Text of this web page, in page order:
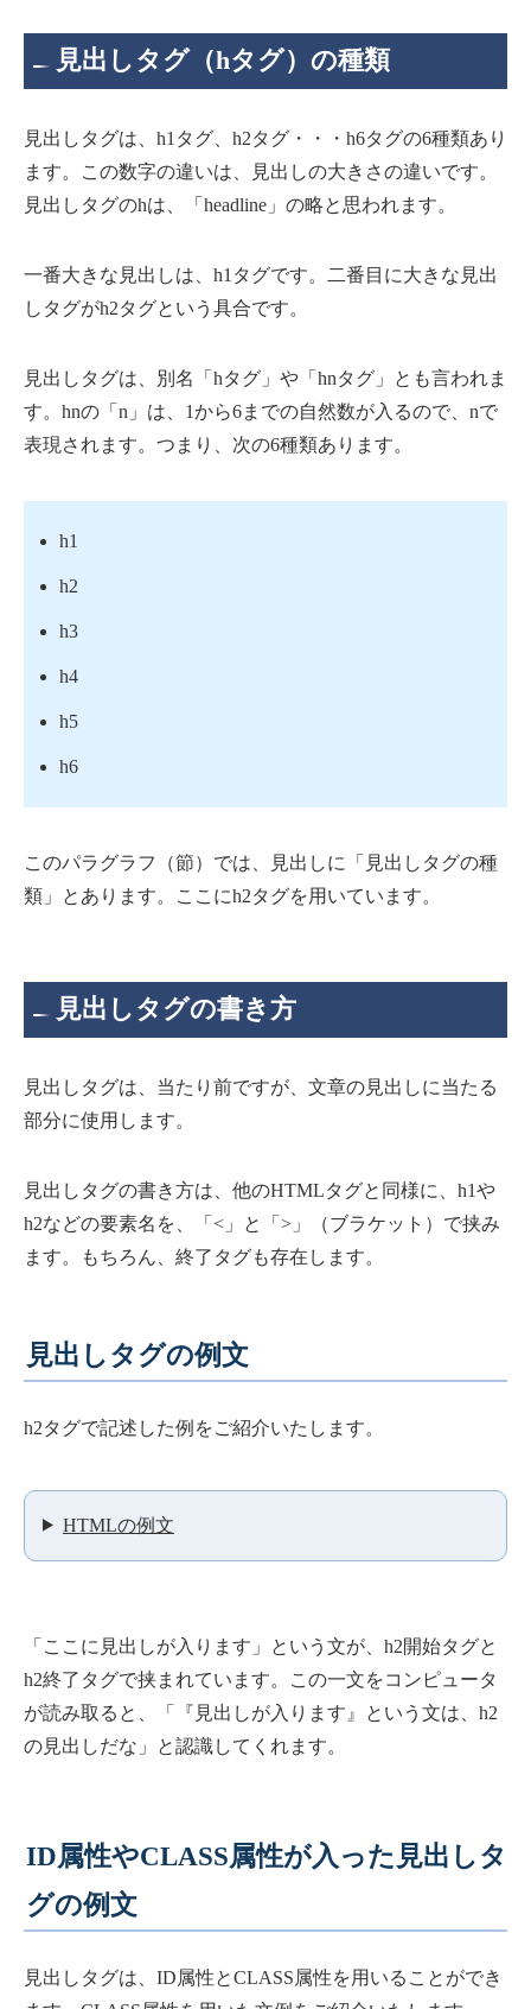
見出しタグ（hタグ）の種類
見出しタグは、h1タグ、h2タグ・・・h6タグの6種類あり
ます。この数字の違いは、見出しの大きさの違いです。
見出しタグのhは、「headline」の略と思われます。
一番大きな見出しは、h1タグです。二番目に大きな見出
しタグがh2タグという具合です。
見出しタグは、別名「hタグ」や「hnタグ」とも言われま
す。hnの「n」は、1から6までの自然数が入るので、nで
表現されます。つまり、次の6種類あります。
h1
h2
h3
h4
h5
h6
このパラグラフ（節）では、見出しに「見出しタグの種
類」とあります。ここにh2タグを用いています。
見出しタグの書き方
見出しタグは、当たり前ですが、文章の見出しに当たる
部分に使用します。
見出しタグの書き方は、他のHTMLタグと同様に、h1や
h2などの要素名を、「<」と「>」（ブラケット）で挟み
ます。もちろん、終了タグも存在します。
見出しタグの例文
h2タグで記述した例をご紹介いたします。
HTMLの例文
「ここに見出しが入ります」という文が、h2開始タグと
h2終了タグで挟まれています。この一文をコンピュータ
が読み取ると、「『見出しが入ります』という文は、h2
の見出しだな」と認識してくれます。
ID属性やCLASS属性が入った見出しタ
グの例文
見出しタグは、ID属性とCLASS属性を用いることができ